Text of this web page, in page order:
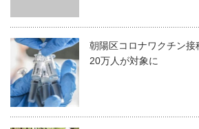
朝陽区コロナワクチン
20万人が対象に